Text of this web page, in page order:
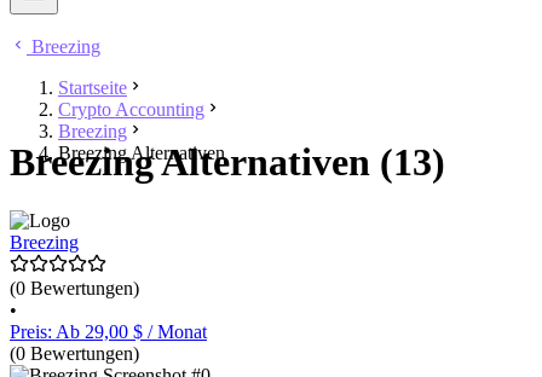
Breezing
Startseite
Crypto Accounting
Breezing
Breezing Alternativen
Breezing Alternativen (13)
Breezing
(0 Bewertungen)
•
Preis: Ab 29,00 $ / Monat
(0 Bewertungen)